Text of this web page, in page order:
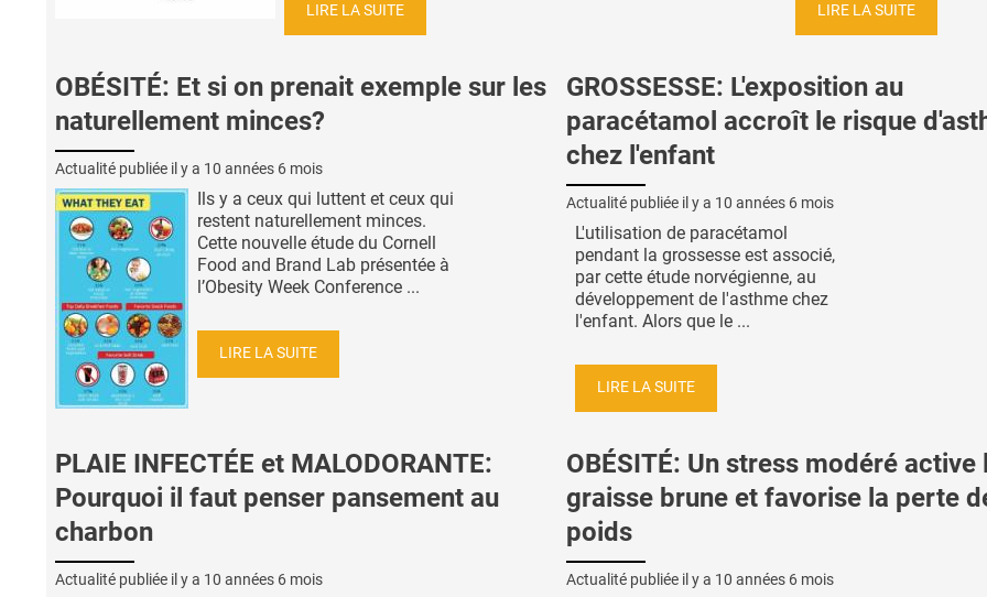
LIRE LA SUITE LIRE LA SUITE
OBÉSITÉ: Et si on prenait exemple sur les
naturellement minces?
Actualité publiée il y a 10 années 6 mois
Ils y a ceux qui luttent et ceux qui
restent naturellement minces.
Cette nouvelle étude du Cornell
Food and Brand Lab présentée à
l’Obesity Week Conference ...
LIRE LA SUITE
GROSSESSE: L'exposition au
paracétamol accroît le risque
chez l'enfant
Actualité publiée il y a 10 années 6 mois
L'utilisation de paracétamol
pendant la grossesse est associé,
par cette étude norvégienne, au
développement de l'asthme chez
l'enfant. Alors que le ...
LIRE LA SUITE
PLAIE INFECTÉE et MALODORANTE:
Pourquoi il faut penser pansement au
charbon
Actualité publiée il y a 10 années 6 mois
OBÉSITÉ: Un stress modéré active
graisse brune et favorise la perte
poids
Actualité publiée il y a 10 années 6 mois